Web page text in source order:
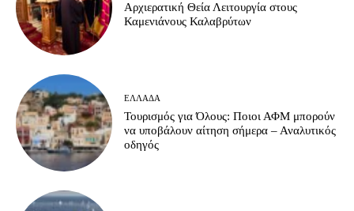
Αρχιερατική Θεία Λειτουργία στους
Καμενιάνους Καλαβρύτων
ΕΛΛΆΔΑ
Τουρισμός για Όλους: Ποιοι ΑΦΜ μπορούν
να υποβάλουν αίτηση σήμερα – Αναλυτικός
οδηγός